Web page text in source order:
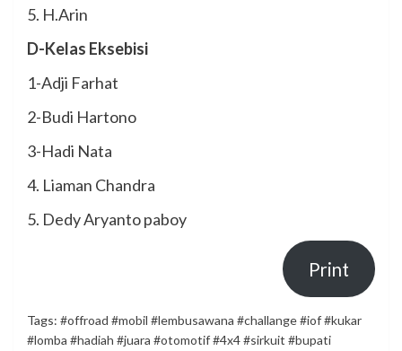
5. H.Arin
D-Kelas Eksebisi
1-Adji Farhat
2-Budi Hartono
3-Hadi Nata
4. Liaman Chandra
5. Dedy Aryanto paboy
Print
Tags: #offroad #mobil #lembusawana #challange #iof #kukar
#lomba #hadiah #juara #otomotif #4x4 #sirkuit #bupati